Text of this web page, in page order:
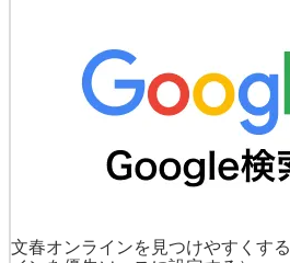
文春オンラインを見つけやすくする